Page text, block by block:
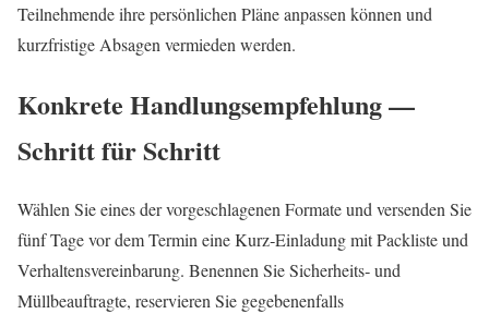
Teilnehmende ihre persönlichen Pläne anpassen können und
kurzfristige Absagen vermieden werden.
Konkrete Handlungsempfehlung —
Schritt für Schritt
Wählen Sie eines der vorgeschlagenen Formate und versenden Sie
fünf Tage vor dem Termin eine Kurz‑Einladung mit Packliste und
Verhaltensvereinbarung. Benennen Sie Sicherheits‑ und
Müllbeauftragte, reservieren Sie gegebenenfalls